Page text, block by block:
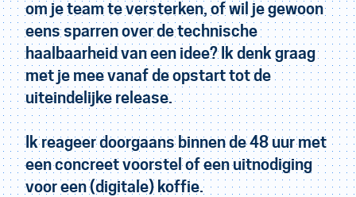
om je team te versterken, of wil je gewoon
eens sparren over de technische
haalbaarheid van een idee? Ik denk graag
met je mee vanaf de opstart tot de
uiteindelijke release.
Ik reageer doorgaans binnen de 48 uur met
een concreet voorstel of een uitnodiging
voor een (digitale) koffie.